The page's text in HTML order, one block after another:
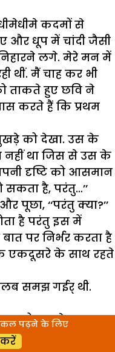
कदमों से
धूप में चांदी जैसी
लगे. मेरे मन में
थीं. मैं चाह कर भी
ताकते हुए छवि ने
करते हैं कि प्रथम
को देखा. उस के
नहीं था जिस से उस के
दृष्टि को आसमान
सकता है, परंतु…’’
‘‘परंतु क्या?’’
है परंतु इस में
पर निर्भर करता है
एकदूसरे के साथ रहते
समझ गईर् थी.
तो उस ने मना कर
एक्वेरियम तक गए. मैं
पढ़ने के लिए
करें